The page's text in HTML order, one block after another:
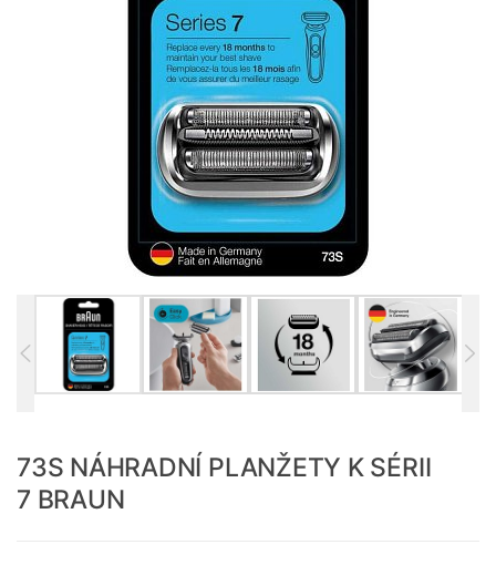
73S NÁHRADNÍ PLANŽETY K SÉRII
7 BRAUN